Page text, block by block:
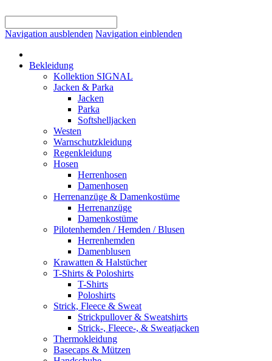
Navigation ausblenden Navigation einblenden
Bekleidung
Kollektion SIGNAL
Jacken & Parka
Jacken
Parka
Softshelljacken
Westen
Warnschutzkleidung
Regenkleidung
Hosen
Herrenhosen
Damenhosen
Herrenanzüge & Damenkostüme
Herrenanzüge
Damenkostüme
Pilotenhemden / Hemden / Blusen
Herrenhemden
Damenblusen
Krawatten & Halstücher
T-Shirts & Poloshirts
T-Shirts
Poloshirts
Strick, Fleece & Sweat
Strickpullover & Sweatshirts
Strick-, Fleece-, & Sweatjacken
Thermokleidung
Basecaps & Mützen